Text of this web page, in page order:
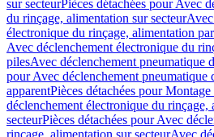
sur secteurPièces détachées pour Avec
du rinçage, alimentation sur secteur
électronique du rinçage, alimentation
Avec déclenchement électronique du
pilesAvec déclenchement pneumatique
pour Avec déclenchement pneumatique
apparentPièces détachées pour Montage
déclenchement électronique du rinçage,
secteurPièces détachées pour Avec
rinçage, alimentation sur secteurAvec